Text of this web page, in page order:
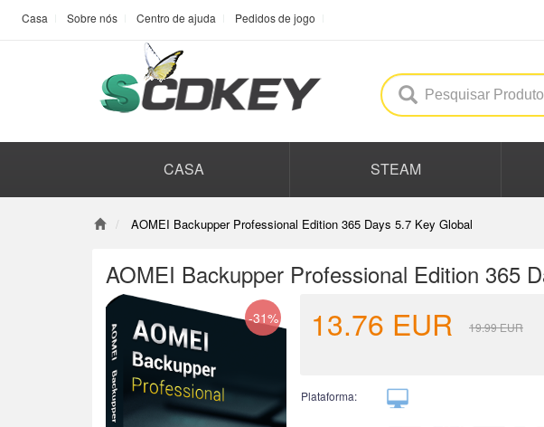
Casa Sobre nós Centro de ajuda Pedidos de jogo
CASA STEAM
AOMEI Backupper Professional Edition 365 Days 5.7 Key Global
AOMEI Backupper Professional Edition 365
-31% 13.76 EUR 19.99EUR
Plataforma: